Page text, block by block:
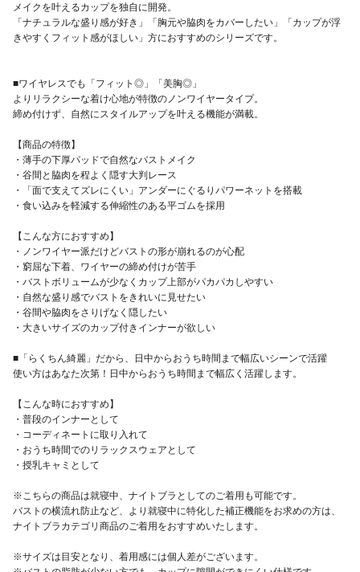
メイクを叶えるカップを独自に開発。
「ナチュラルな盛り感が好き」「胸元や脇肉をカバーしたい」「カップが浮
きやすくフィット感がほしい」方におすすめのシリーズです。
■ワイヤレスでも「フィット◎」「美胸◎」
よりリラクシーな着け心地が特徴のノンワイヤータイプ。
締め付けず、自然にスタイルアップを叶える機能が満載。
【商品の特徴】
・薄手の下厚パッドで自然なバストメイク
・谷間と脇肉を程よく隠す大判レース
・「面で支えてズレにくい」アンダーにぐるりパワーネットを搭載
・食い込みを軽減する伸縮性のある平ゴムを採用
【こんな方におすすめ】
・ノンワイヤー派だけどバストの形が崩れるのが心配
・窮屈な下着、ワイヤーの締め付けが苦手
・バストボリュームが少なくカップ上部がパカパカしやすい
・自然な盛り感でバストをきれいに見せたい
・谷間や脇肉をさりげなく隠したい
・大きいサイズのカップ付きインナーが欲しい
■「らくちん綺麗」だから、日中からおうち時間まで幅広いシーンで活躍
使い方はあなた次第！日中からおうち時間まで幅広く活躍します。
【こんな時におすすめ】
・普段のインナーとして
・コーディネートに取り入れて
・おうち時間でのリラックスウェアとして
・授乳キャミとして
※こちらの商品は就寝中、ナイトブラとしてのご着用も可能です。
バストの横流れ防止など、より就寝中に特化した補正機能をお求めの方は、
ナイトブラカテゴリ商品のご着用をおすすめいたします。
※サイズは目安となり、着用感には個人差がございます。